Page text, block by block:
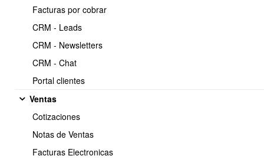
Facturas por cobrar
CRM - Leads
CRM - Newsletters
CRM - Chat
Portal clientes
Ventas
Cotizaciones
Notas de Ventas
Facturas Electronicas
CSV
Copiar
https://www.obuma.cl/ayuda/articulo/786/actualizar-
costo-de-importacion-costo-fabrica-de-forma-masiva-via-csv
Para actualizar el "COSTO DE IMPORTACIÓN (costo fábrica)"
de forma masiva, debes utilizar el archivo de actualización
avanzada via CSV. Aquí te explico cómo hacerlo:
Modulo deInventario
Filtra los productos por categorías o selecciona todos los
productos.